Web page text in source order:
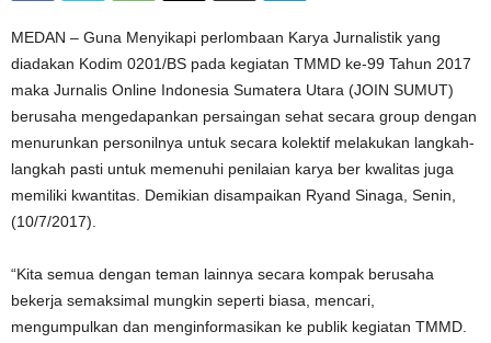
MEDAN – Guna Menyikapi perlombaan Karya Jurnalistik yang
diadakan Kodim 0201/BS pada kegiatan TMMD ke-99 Tahun 2017
maka Jurnalis Online Indonesia Sumatera Utara (JOIN SUMUT)
berusaha mengedapankan persaingan sehat secara group dengan
menurunkan personilnya untuk secara kolektif melakukan langkah-
langkah pasti untuk memenuhi penilaian karya ber kwalitas juga
memiliki kwantitas. Demikian disampaikan Ryand Sinaga, Senin,
(10/7/2017).
“Kita semua dengan teman lainnya secara kompak berusaha
bekerja semaksimal mungkin seperti biasa, mencari,
mengumpulkan dan menginformasikan ke publik kegiatan TMMD.